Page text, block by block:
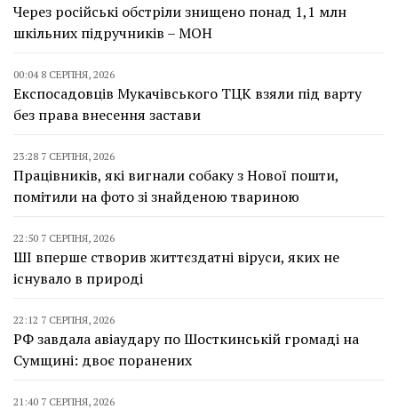
Через російські обстріли знищено понад 1,1 млн
шкільних підручників – МОН
00:04 8 СЕРПНЯ, 2026
Експосадовців Мукачівського ТЦК взяли під варту
без права внесення застави
23:28 7 СЕРПНЯ, 2026
Працівників, які вигнали собаку з Нової пошти,
помітили на фото зі знайденою твариною
22:50 7 СЕРПНЯ, 2026
ШІ вперше створив життєздатні віруси, яких не
існувало в природі
22:12 7 СЕРПНЯ, 2026
РФ завдала авіаудару по Шосткинській громаді на
Сумщині: двоє поранених
21:40 7 СЕРПНЯ, 2026